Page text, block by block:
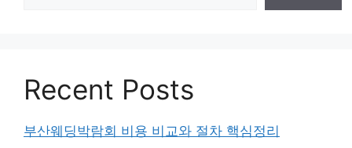
Recent Posts
부산웨딩박람회 비용 비교와 절차 핵심정리